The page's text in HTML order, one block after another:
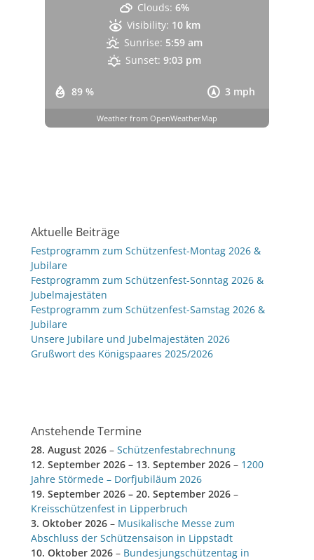
89 % 3 mph
Clouds: 6%
Visibility: 10 km
Sunrise: 5:59 am
Sunset: 9:03 pm
Weather from OpenWeatherMap
Aktuelle Beiträge
Festprogramm zum Schützenfest-Montag 2026 &
Jubilare
Festprogramm zum Schützenfest-Sonntag 2026 &
Jubelmajestäten
Festprogramm zum Schützenfest-Samstag 2026 &
Jubilare
Unsere Jubilare und Jubelmajestäten 2026
Grußwort des Königspaares 2025/2026
Anstehende Termine
28. August 2026 – Schützenfestabrechnung
12. September 2026 – 13. September 2026 – 1200
Jahre Störmede – Dorfjubiläum 2026
19. September 2026 – 20. September 2026 –
Kreisschützenfest in Lipperbruch
3. Oktober 2026 – Musikalische Messe zum
Abschluss der Schützensaison in Lippstadt
10. Oktober 2026 – Bundesjungschützentag in